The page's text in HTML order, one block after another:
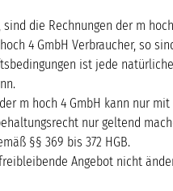
die Rechnungen der m
4 GmbH Verbraucher, so
ist jede
m hoch 4 GmbH kann nur
nur geltend
§§ 369 bis 372 HGB.
Angebot nicht